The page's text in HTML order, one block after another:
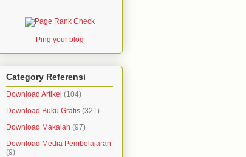
Ping your blog
Category Referensi
Download Artikel (104)
Download Buku Gratis (321)
Download Makalah (97)
Download Media Pembelajaran
(9)